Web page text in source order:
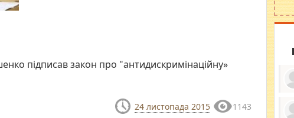
підписав закон про "антидискримінаційну»
24 листопада 2015 1143